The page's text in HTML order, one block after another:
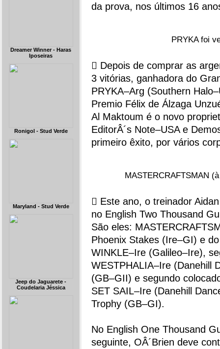
Dreamer Winner - Haras
Iposeiras
Ronigol - Stud Verde
Maryland - Stud Verde
Jeep do Jaguarete -
Coudelaria Jéssica
da prova, nos últimos 16
PRYKA foi
 Depois de comprar as
3 vitórias, ganhadora do
PRYKA–Arg (Southern
Premio Félix de Álzaga
Al Maktoum é o novo
EditorÂ´s Note–USA e
primeiro êxito, por vários
MASTERCRAFTSMAN
 Este ano, o treinador
no English Two Thousand
São eles:
Phoenix Stakes (Ire–GI) e
WINKLE–Ire (Galileo–Ire),
WESTPHALIA–Ire (Danehill
(GB–GII) e segundo
SET SAIL–Ire (Danehill
Trophy (GB–GI).
No English One Thousand
seguinte, OÂ´Brien deve